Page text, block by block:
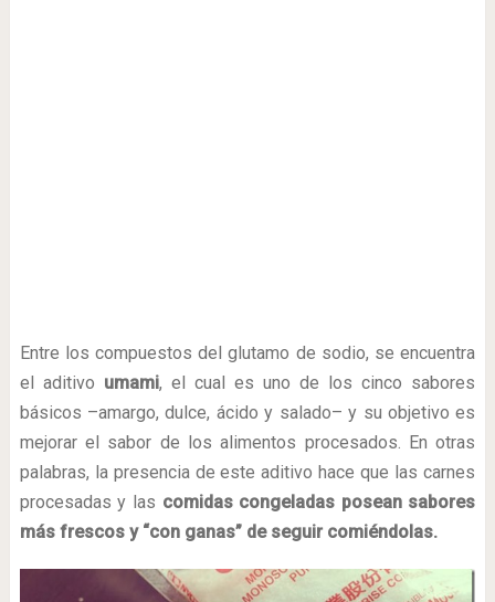
Entre los compuestos del glutamo de sodio, se encuentra
el aditivo umami, el cual es uno de los cinco sabores
básicos –amargo, dulce, ácido y salado– y su objetivo es
mejorar el sabor de los alimentos procesados. En otras
palabras, la presencia de este aditivo hace que las carnes
procesadas y las comidas congeladas posean sabores
más frescos y “con ganas” de seguir comiéndolas.